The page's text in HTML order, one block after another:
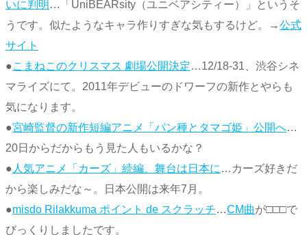
いに判明 …「UniBEARsity（ユニベアシティー）」というそ
うです。似たようなキャラ作りすぎな気もするけど。→公式
サイト
●こまねこのクリスマス 劇場公開決定…12/18-31、渋谷シネ
マライズにて。2011年デビューのドワーフの新作とやらも
気になります。
●宮崎監督の新作短編アニメ「パン種とタマゴ姫」公開へ…
20日からだからもう見た人もいるかな？
● 人気アニメ「カーズ」続編、舞台は日本に …カーズ好きだ
から楽しみだな～。日本公開は来年7月。
●misdo Rilakkuma ポイント de スクラッチ…CM曲が□□□で
びっくりしましたです。